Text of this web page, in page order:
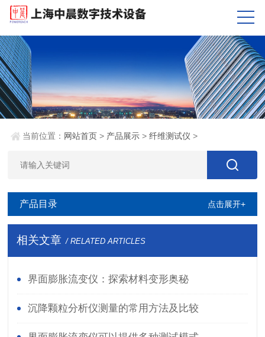
当前位置： 网站首页 > 产品展示 >纤维测试仪 >
产品目录 点击展开+
相关文章 / RELATED ARTICLES
界面膨胀流变仪：探索材料变形奥秘
沉降颗粒分析仪测量的常用方法及比较